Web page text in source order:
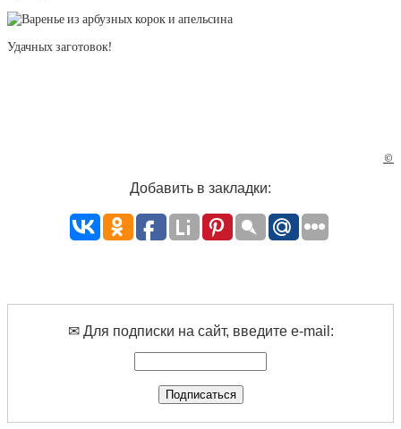
Удачных заготовок!
©
Добавить в закладки:
✉ Для подписки на сайт, введите e-mail: